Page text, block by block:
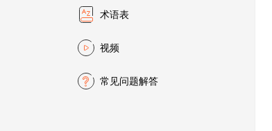
术语表
视频
常见问题解答